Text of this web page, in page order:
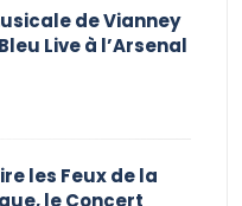
de Vianney
Live à l’Arsenal
les Feux de la
le Concert